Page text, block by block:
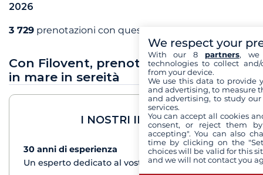
2026
3 729 prenotazioni con questo partner
Con Filovent, prenota le tue vacanze
in mare in sereità
I NOSTRI IMPEGNI
30 anni di esperienza
vedi+
Un esperto dedicato al vostro progetto di crociera
We respect your
With our 8 partners, we
technologies to collect
from your device.
We use this data to provide
and advertising, to measure
and advertising, to study
services.
You can accept all cookies
consent, or reject them
accepting". You can also
time by clicking on the
choices will be valid for this
and we will not contact you